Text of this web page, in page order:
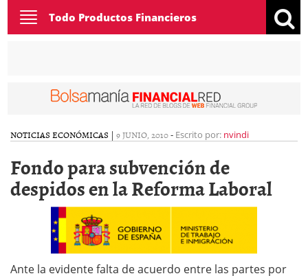
Toggle
navigation
Todo Productos Financieros
NOTICIAS ECONÓMICAS | 9 JUNIO, 2010- Escrito por: nvindi
Fondo para subvención de
despidos en la Reforma Laboral
Ante la evidente falta de acuerdo entre las partes por